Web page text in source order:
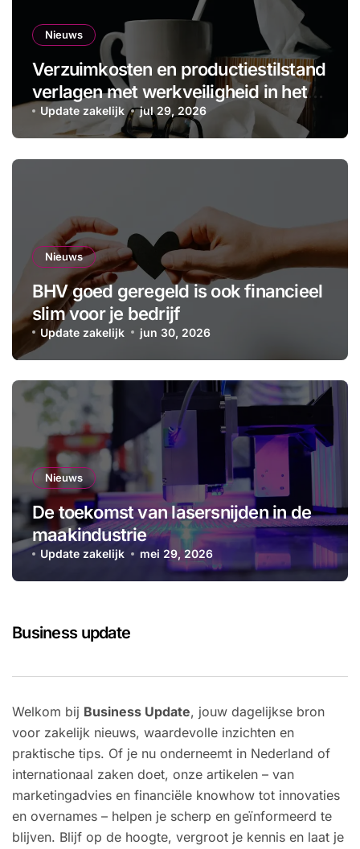
Nieuws
Verzuimkosten en productiestilstand
verlagen met werkveiligheid in het
MKB
Update zakelijk jul 29, 2026
Nieuws
BHV goed geregeld is ook financieel
slim voor je bedrijf
Update zakelijk jun 30, 2026
Nieuws
De toekomst van lasersnijden in de
maakindustrie
Update zakelijk mei 29, 2026
Business update
Welkom bij Business Update, jouw dagelijkse bron
voor zakelijk nieuws, waardevolle inzichten en
praktische tips. Of je nu onderneemt in Nederland of
internationaal zaken doet, onze artikelen – van
marketingadvies en financiële knowhow tot innovaties
en overnames – helpen je scherp en geïnformeerd te
blijven. Blijf op de hoogte, vergroot je kennis en laat je